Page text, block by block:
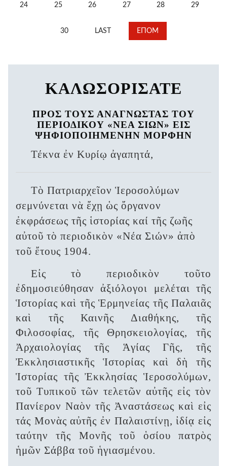
24 25 26 27 28 29
30 LAST ΕΠΟΜ
ΚΑΛΩΣΟΡΙΣΑΤΕ
ΠΡΟΣ ΤΟΥΣ ΑΝΑΓΝΩΣΤΑΣ ΤΟΥ
ΠΕΡΙΟΔΙΚΟΥ «ΝΕΑ ΣΙΩΝ» ΕΙΣ
ΨΗΦΙΟΠΟΙΗΜΕΝΗΝ ΜΟΡΦΗΝ
Τέκνα ἐν Κυρίῳ ἀγαπητά,
Τὸ Πατριαρχεῖον Ἱεροσολύμων
σεμνύνεται νὰ ἔχῃ ὡς ὄργανον
ἐκφράσεως τῆς ἱστορίας καί τῆς ζωῆς
αὐτοῦ τὸ περιοδικὸν «Νέα Σιών» ἀπὸ
τοῦ ἔτους 1904.
Εἰς τὸ περιοδικὸν τοῦτο
ἐδημοσιεύθησαν ἀξιόλογοι μελέται τῆς
Ἱστορίας καὶ τῆς Ἑρμηνείας τῆς Παλαιᾶς
καὶ τῆς Καινῆς Διαθήκης, τῆς
Φιλοσοφίας, τῆς Θρησκειολογίας, τῆς
Ἀρχαιολογίας τῆς Ἁγίας Γῆς, τῆς
Ἐκκλησιαστικῆς Ἱστορίας καὶ δὴ τῆς
Ἱστορίας τῆς Ἐκκλησίας Ἱεροσολύμων,
τοῦ Τυπικοῦ τῶν τελετῶν αὐτῆς εἰς τὸν
Πανίερον Ναὸν τῆς Ἀναστάσεως καὶ εἰς
τάς Μονὰς αὐτῆς ἐν Παλαιστίνῃ, ἰδίᾳ εἰς
ταύτην τῆς Μονῆς τοῦ ὁσίου πατρὸς
ἡμῶν Σάββα τοῦ ἡγιασμένου.